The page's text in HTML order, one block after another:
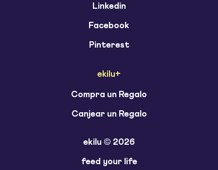
Linkedin
Facebook
Pinterest
ekilu+
Compra un Regalo
Canjear un Regalo
ekilu © 2026
feed your life